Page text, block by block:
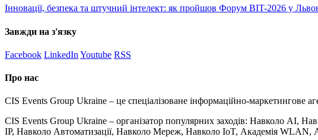
Інновації, безпека та штучний інтелект: як пройшов Форум BIT-2026 у
Завжди на з'язку
Facebook LinkedIn Youtube RSS
Про нас
CIS Events Group Ukraine – це спеціалізоване інформаційно-маркетингове
CIS Events Group Ukraine – організатор популярних заходів: Навколо
IP, Навколо Автоматизації, Навколо Мереж, Навколо IoT, Академія WLAN,